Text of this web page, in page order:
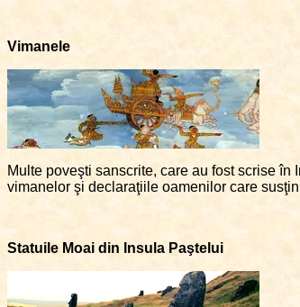
Vimanele
Multe poveşti sanscrite, care au fost scrise
vimanelor şi declaraţiile oamenilor care
Statuile Moai din Insula Paştelui